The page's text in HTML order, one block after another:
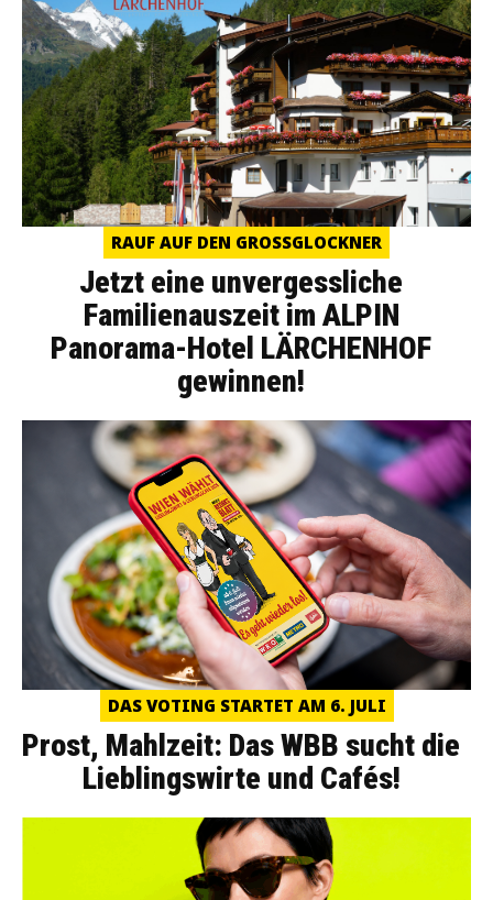
RAUF AUF DEN GROSSGLOCKNER
Jetzt eine unvergessliche
Familienauszeit im ALPIN
Panorama-Hotel LÄRCHENHOF
gewinnen!
DAS VOTING STARTET AM 6. JULI
Prost, Mahlzeit: Das WBB sucht die
Lieblingswirte und Cafés!